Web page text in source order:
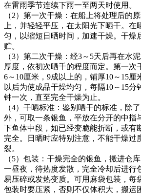
在雷雨季节连续下雨一至两天时使用。
（2）第一次干燥：在船上将处理后的
上，并轻轻平压，在太阳光下晒干。在
匀，以缩短日晒时间，加速干燥。干燥
贮。
（3）第二次干燥：经3～ 5天后再在水
厚度，依初次晒千的程度而定。第一次
6～ 10厘米， 9成以上的，铺厚10～ 15厘
以后为使成品干燥均匀，每隔10～ 15分
钟一次，直至完全干燥为止。
（4）干晒标准：鉴别晒干的标准，除
外，可取一条银鱼，平放在分开的中指
下鱼体中段，如已经变脆能折断，或有
完全。日晒时应特别注意，不能干燥过
裂。
（5）包装：干燥完全的银鱼，搬进仓
一昼夜，待热度发散，完全冷却后进行
易压碎或发热变质。可用麻袋包装，每
包装时要压紧，否则不仅体积大，搬运